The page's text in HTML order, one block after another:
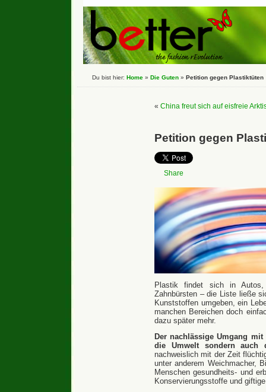
Du bist hier: Home » Die Guten » Petition gegen Plastiktüten
« China freut sich auf eisfreie
Petition gegen
Share
Plastik findet sich in Autos,
Zahnbürsten – die Liste ließe
Kunststoffen umgeben, ein
manchen Bereichen doch
dazu später mehr.
Der nachlässige Umgang
die Umwelt sondern auch
nachweislich mit der Zeit
unter anderem Weichmacher,
Menschen gesundheits- und
Konservierungsstoffe und